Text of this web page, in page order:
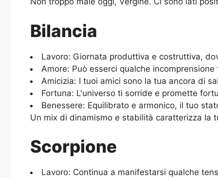
Bilancia
Lavoro: Giornata produttiva e costruttiva,
Amore: Può esserci qualche
Amicizia: I tuoi amici sono la tua ancora di
Fortuna: L'universo ti sorride e promette
Benessere: Equilibrato e armonico, il tuo
Un mix di dinamismo e stabilità caratterizza la
Scorpione
Lavoro: Continua a manifestarsi qualche